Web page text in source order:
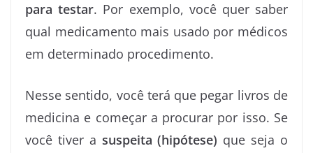
para testar. Por exemplo, você quer saber
qual medicamento mais usado por médicos
em determinado procedimento.
Nesse sentido, você terá que pegar livros de
medicina e começar a procurar por isso. Se
você tiver a suspeita (hipótese) que seja o